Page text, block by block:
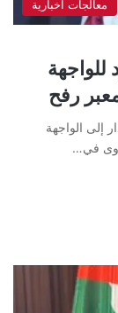
معالجات اخبارية
رفح
إلى الواجهة
في…